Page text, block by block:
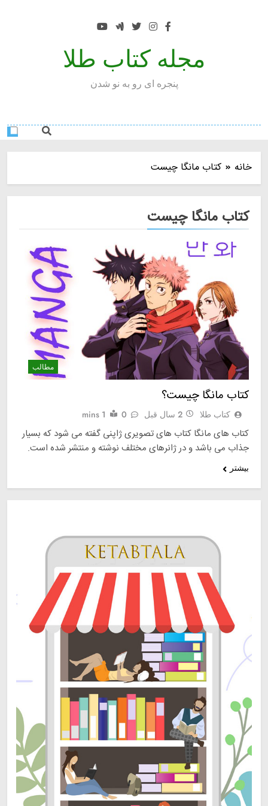
مجله کتاب طلا
پنجره ای رو به نو شدن
خانه کتاب مانگا چیست
کتاب مانگا چیست
مطالب
کتاب مانگا چیست؟
کتاب طلا 2 سال قبل 0
1 mins
کتاب های مانگا کتاب های تصویری ژاپنی گفته می شود که بسیار
جذاب می باشد و در ژانرهای مختلف نوشته و منتشر شده است.
بیشتر